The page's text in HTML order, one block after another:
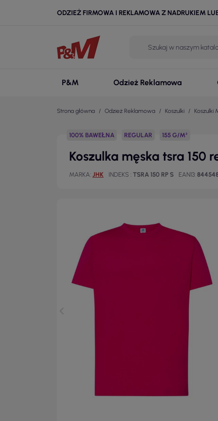
ODZIEŻ FIRMOWA I REKLAMOWA Z NADRUKIEM
P&M Odzież Reklamowa
Strona główna Odzież Reklamowa Koszulki Koszulki
100% BAWEŁNA REGULAR 155 G/M²
Koszulka męska tsra
MARKA JHK INDEKS TSRA 150 RP S EAN13